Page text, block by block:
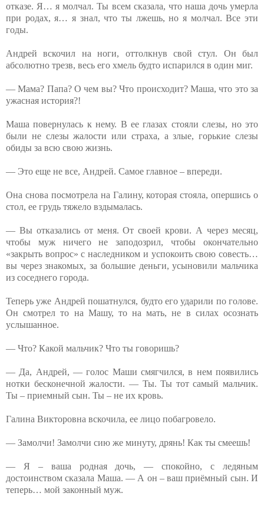
отказе. Я… я молчал. Ты всем сказала, что наша дочь умерла
при родах, я… я знал, что ты лжешь, но я молчал. Все эти
годы.
Андрей вскочил на ноги, оттолкнув свой стул. Он был
абсолютно трезв, весь его хмель будто испарился в один миг.
— Мама? Папа? О чем вы? Что происходит? Маша, что это за
ужасная история?!
Маша повернулась к нему. В ее глазах стояли слезы, но это
были не слезы жалости или страха, а злые, горькие слезы
обиды за всю свою жизнь.
— Это еще не все, Андрей. Самое главное – впереди.
Она снова посмотрела на Галину, которая стояла, опершись о
стол, ее грудь тяжело вздымалась.
— Вы отказались от меня. От своей крови. А через месяц,
чтобы муж ничего не заподозрил, чтобы окончательно
«закрыть вопрос» с наследником и успокоить свою совесть…
вы через знакомых, за большие деньги, усыновили мальчика
из соседнего города.
Теперь уже Андрей пошатнулся, будто его ударили по голове.
Он смотрел то на Машу, то на мать, не в силах осознать
услышанное.
— Что? Какой мальчик? Что ты говоришь?
— Да, Андрей, — голос Маши смягчился, в нем появились
нотки бесконечной жалости. — Ты. Ты тот самый мальчик.
Ты – приемный сын. Ты – не их кровь.
Галина Викторовна вскочила, ее лицо побагровело.
— Замолчи! Замолчи сию же минуту, дрянь! Как ты смеешь!
— Я – ваша родная дочь, — спокойно, с ледяным
достоинством сказала Маша. — А он – ваш приёмный сын. И
теперь… мой законный муж.